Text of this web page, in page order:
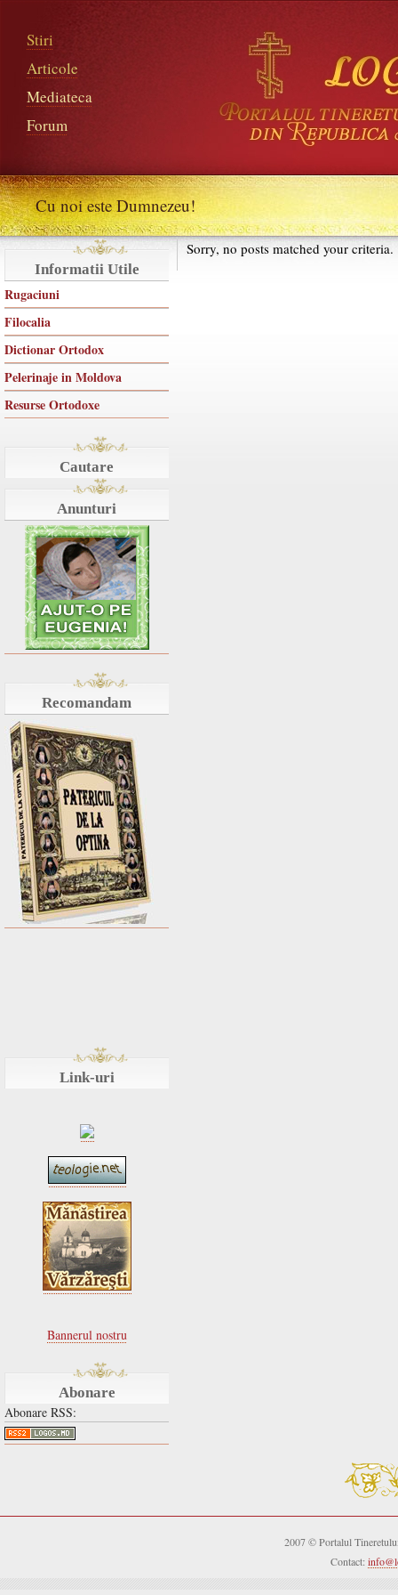
Stiri
Articole
Mediateca
Forum
Cu noi este Dumnezeu!
Informatii Utile
Rugaciuni
Filocalia
Dictionar Ortodox
Pelerinaje in Moldova
Resurse Ortodoxe
Cautare
Anunturi
Recomandam
Link-uri
Bannerul nostru
Abonare
Abonare RSS:
Sorry, no posts matched your criteria.
2007 © Portalul
Contact: